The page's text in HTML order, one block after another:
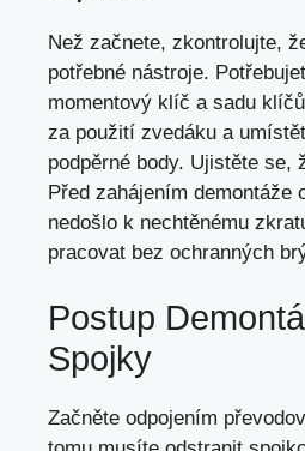
Než začnete, zkontrolujte,
potřebné nástroje.
momentový klíč a sadu
za použití zvedáku a
podpěrné body. Ujistěte se,
Před zahájením demontáže
nedošlo k nechtěnému
pracovat bez ochranných
Postup
Spojky
Začněte odpojením